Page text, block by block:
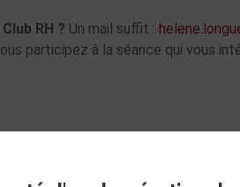
RH ? Un mail suffit :
participez à la séance qui vous